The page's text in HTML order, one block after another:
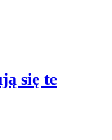
się te